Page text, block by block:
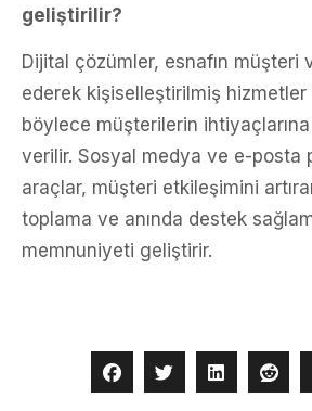
geliştirilir?
Dijital çözümler, esnafın müşteri
ederek kişiselleştirilmiş hizmetler
böylece müşterilerin
verilir. Sosyal medya ve e-posta
araçlar, müşteri etkileşimini
toplama ve anında destek
memnuniyeti geliştirir.